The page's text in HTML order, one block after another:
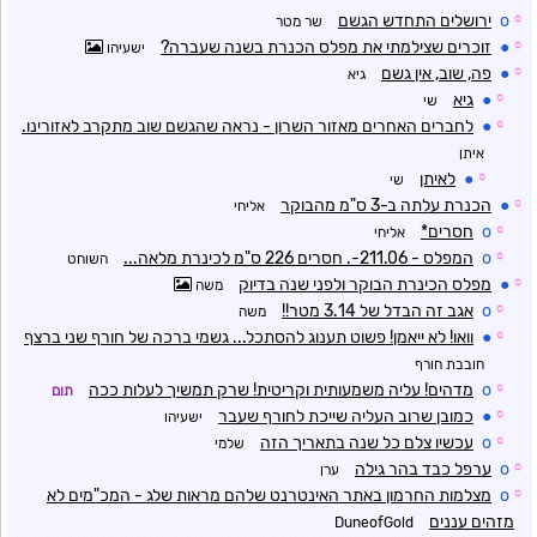
☼
o ירושלים התחדש הגשם שר מטר
☼
● זוכרים שצילמתי את מפלס הכנרת בשנה שעברה? ישעיהו
☼
● פה, שוב, אין גשם גיא
☼
● גיא שי
☼
● לחברים האחרים מאזור השרון - נראה שהגשם שוב מתקרב לאזורינו.
איתן
☼
● לאיתן שי
☼
● הכנרת עלתה ב-3 ס"מ מהבוקר אליחי
☼
o חסרים* אליחי
☼
o המפלס - 211.06-. חסרים 226 ס"מ לכינרת מלאה... השוחט
☼
● מפלס הכינרת הבוקר ולפני שנה בדיוק משה
☼
o אגב זה הבדל של 3.14 מטר!! משה
☼
● וואו! לא ייאמן! פשוט תענוג להסתכל... גשמי ברכה של חורף שני ברצף
חובבת חורף
☼
o מדהים! עליה משמעותית וקריטית! שרק תמשיך לעלות ככה תום
☼
● כמובן שרוב העליה שייכת לחורף שעבר ישעיהו
☼
o עכשיו צלם כל שנה בתאריך הזה שלמי
☼
o ערפל כבד בהר גילה ערן
☼
o מצלמות החרמון באתר האינטרנט שלהם מראות שלג - המכ"מים לא
מזהים עננים
DuneofGold